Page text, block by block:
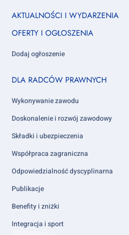
Footer
1
AKTUALNOŚCI I WYDARZENIA
OFERTY I OGŁOSZENIA
Dodaj ogłoszenie
Footer
2
DLA RADCÓW PRAWNYCH
Wykonywanie zawodu
Doskonalenie i rozwój zawodowy
Składki i ubezpieczenia
Współpraca zagraniczna
Odpowiedzialność dyscyplinarna
Publikacje
Benefity i zniżki
Integracja i sport